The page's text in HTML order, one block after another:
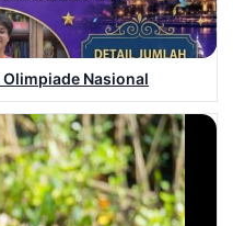
Olimpiade Nasional